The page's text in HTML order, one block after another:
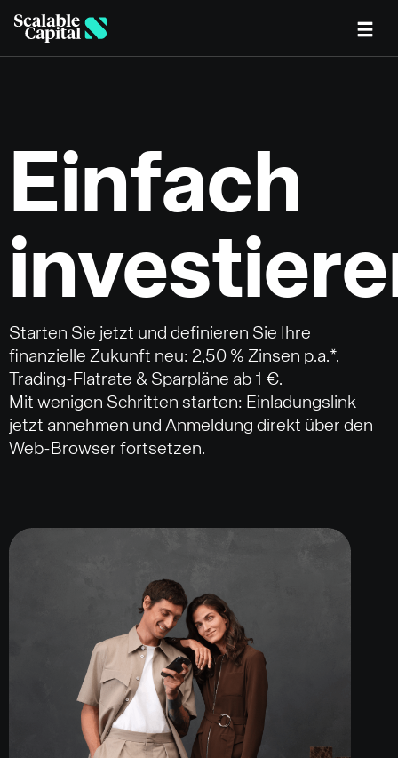
Einfach
Starten Sie jetzt und definieren Sie Ihre
finanzielle Zukunft neu: 2,50 % Zinsen p.a.*,
Trading-Flatrate & Sparpläne ab 1 €.
Mit wenigen Schritten starten: Einladungslink
jetzt annehmen und Anmeldung direkt über den
Web-Browser fortsetzen.